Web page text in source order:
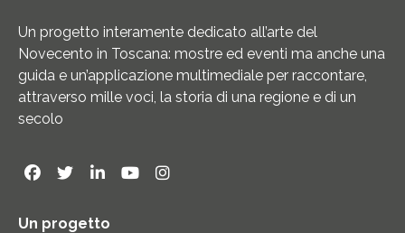
Un progetto interamente dedicato all’arte del
Novecento in Toscana: mostre ed eventi ma anche una
guida e un’applicazione multimediale per raccontare,
attraverso mille voci, la storia di una regione e di un
secolo
Un progetto